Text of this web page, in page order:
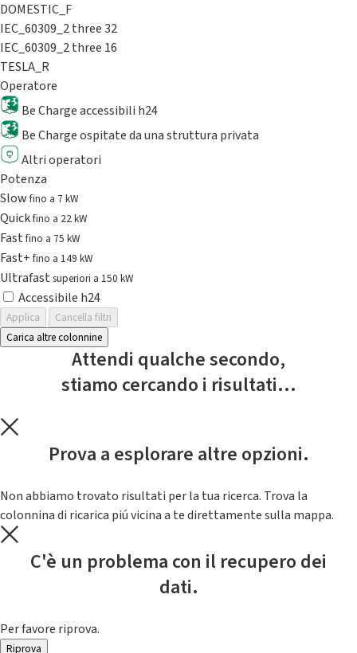
DOMESTIC_F
IEC_60309_2 three 32
IEC_60309_2 three 16
TESLA_R
Operatore
Be Charge accessibili h24
Be Charge ospitate da una struttura privata
Altri operatori
Potenza
Slowfino a 7 kW
Quickfino a 22 kW
Fastfino a 75 kW
Fast+fino a 149 kW
Ultrafast superiori a 150 kW
Accessibile h24
Applica
Cancella filtri
Carica altre colonnine
Attendi qualche secondo,
stiamo cercando i risultati...
Prova a esplorare altre opzioni.
Non abbiamo trovato risultati per la tua ricerca. Trova la
colonnina di ricarica piú vicina a te direttamente sulla mappa.
C'è un problema con il recupero dei
dati.
Per favore riprova.
Riprova